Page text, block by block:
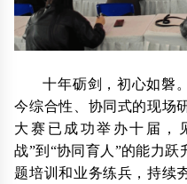
十年砺剑，初心如磐
今综合性、协同式的现场
大赛已成功举办十届，
战”到“协同育人”的能力
题培训和业务练兵，持续